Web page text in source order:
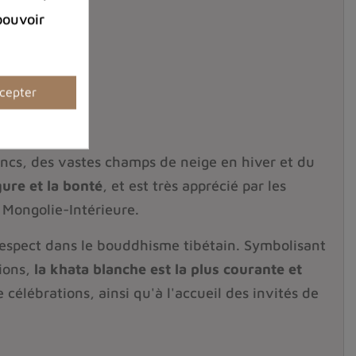
des vastes champs de neige en hiver et du
et la bonté, et est très apprécié par les
Intérieure.
dans le bouddhisme tibétain. Symbolisant
la khata blanche est la plus courante et
célébrations, ainsi qu'à l'accueil des invités de